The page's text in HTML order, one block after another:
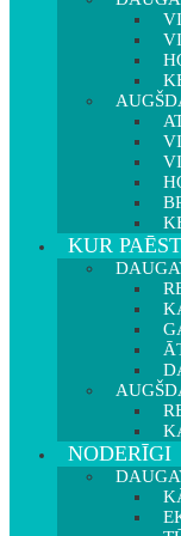
KUR PAĒST
NODERĪGI